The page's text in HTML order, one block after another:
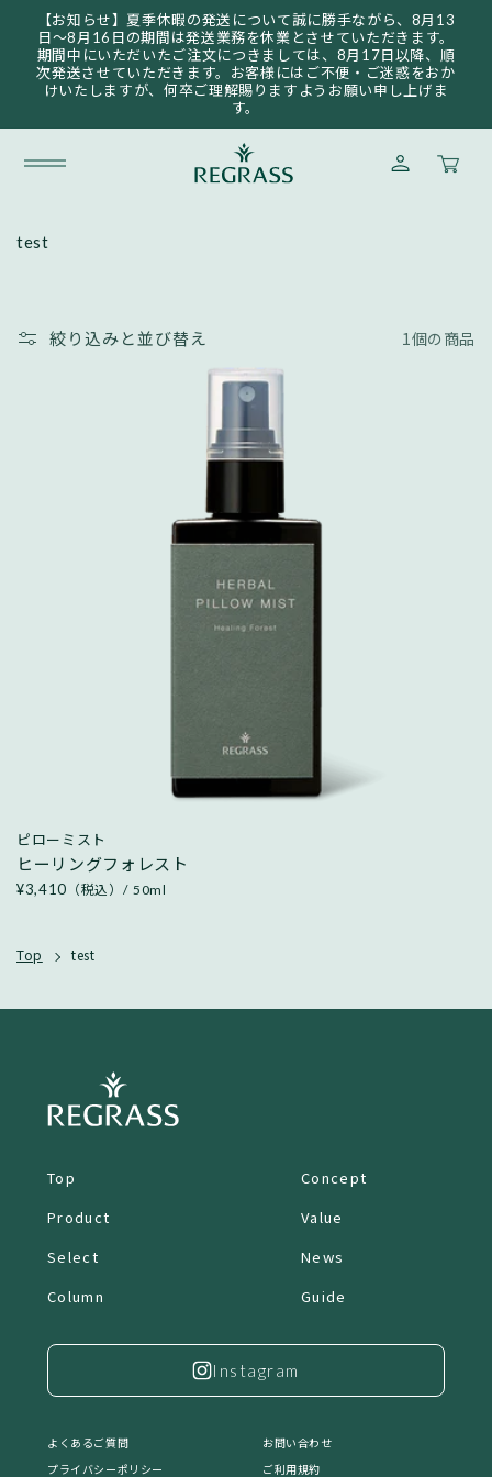
ンツに
進む
【お知らせ】夏季休暇の発送について誠に勝手ながら、8月13
日〜8月16日の期間は発送業務を休業とさせていただきます。
期間中にいただいたご注文につきましては、8月17日以降、順
次発送させていただきます。お客様にはご不便・ご迷惑をおか
けいたしますが、何卒ご理解賜りますようお願い申し上げま
す。
ロ
グ
イ
ー
コ
ョ
test
絞り込みと並び替え 1個の商品
ピローミスト
ヒーリングフォレスト
¥3,410 （税込） 50ml
Top test
Top
Concept
Product
Value
Select
News
Column
Guide
Instagram
よくあるご質問
お問い合わせ
プライバシーポリシー
ご利用規約